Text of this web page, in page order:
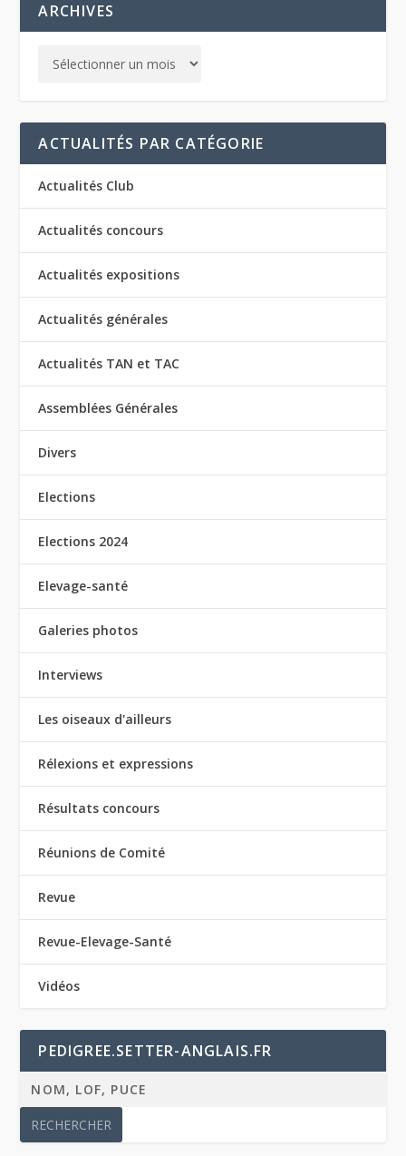
ARCHIVES
ACTUALITÉS PAR CATÉGORIE
Actualités Club
Actualités concours
Actualités expositions
Actualités générales
Actualités TAN et TAC
Assemblées Générales
Divers
Elections
Elections 2024
Elevage-santé
Galeries photos
Interviews
Les oiseaux d'ailleurs
Rélexions et expressions
Résultats concours
Réunions de Comité
Revue
Revue-Elevage-Santé
Vidéos
PEDIGREE.SETTER-ANGLAIS.FR